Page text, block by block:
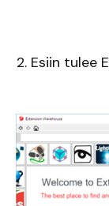
2. Esiin tulee